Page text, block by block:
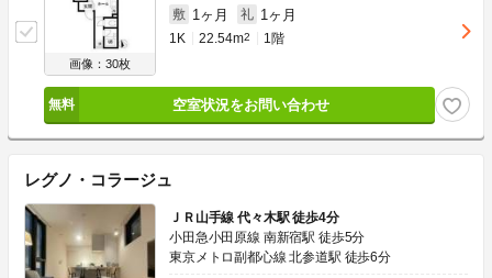
画像：30枚
敷 1ヶ月 礼 1ヶ月
1K 22.54m2 1階
空室状況をお問い合わせ
レグノ・コラージュ
ＪＲ山手線 代々木駅 徒歩4分
小田急小田原線 南新宿駅 徒歩5分
東京メトロ副都心線 北参道駅 徒歩6分